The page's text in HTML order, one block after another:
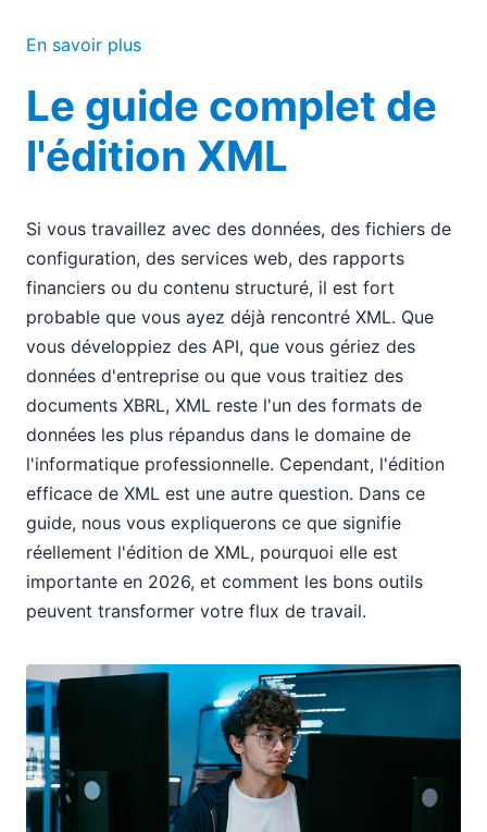
En savoir plus
Le guide complet de
l'édition XML
Si vous travaillez avec des données, des fichiers de
configuration, des services web, des rapports
financiers ou du contenu structuré, il est fort
probable que vous ayez déjà rencontré XML. Que
vous développiez des API, que vous gériez des
données d'entreprise ou que vous traitiez des
documents XBRL, XML reste l'un des formats de
données les plus répandus dans le domaine de
l'informatique professionnelle. Cependant, l'édition
efficace de XML est une autre question. Dans ce
guide, nous vous expliquerons ce que signifie
réellement l'édition de XML, pourquoi elle est
importante en 2026, et comment les bons outils
peuvent transformer votre flux de travail.